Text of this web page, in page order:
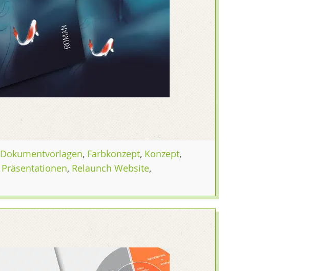
Dokumentvorlagen, Farbkonzept, Konzept,
Präsentationen, Relaunch Website,